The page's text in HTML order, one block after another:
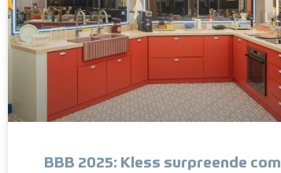
BBB 2025: Kless surpreende com